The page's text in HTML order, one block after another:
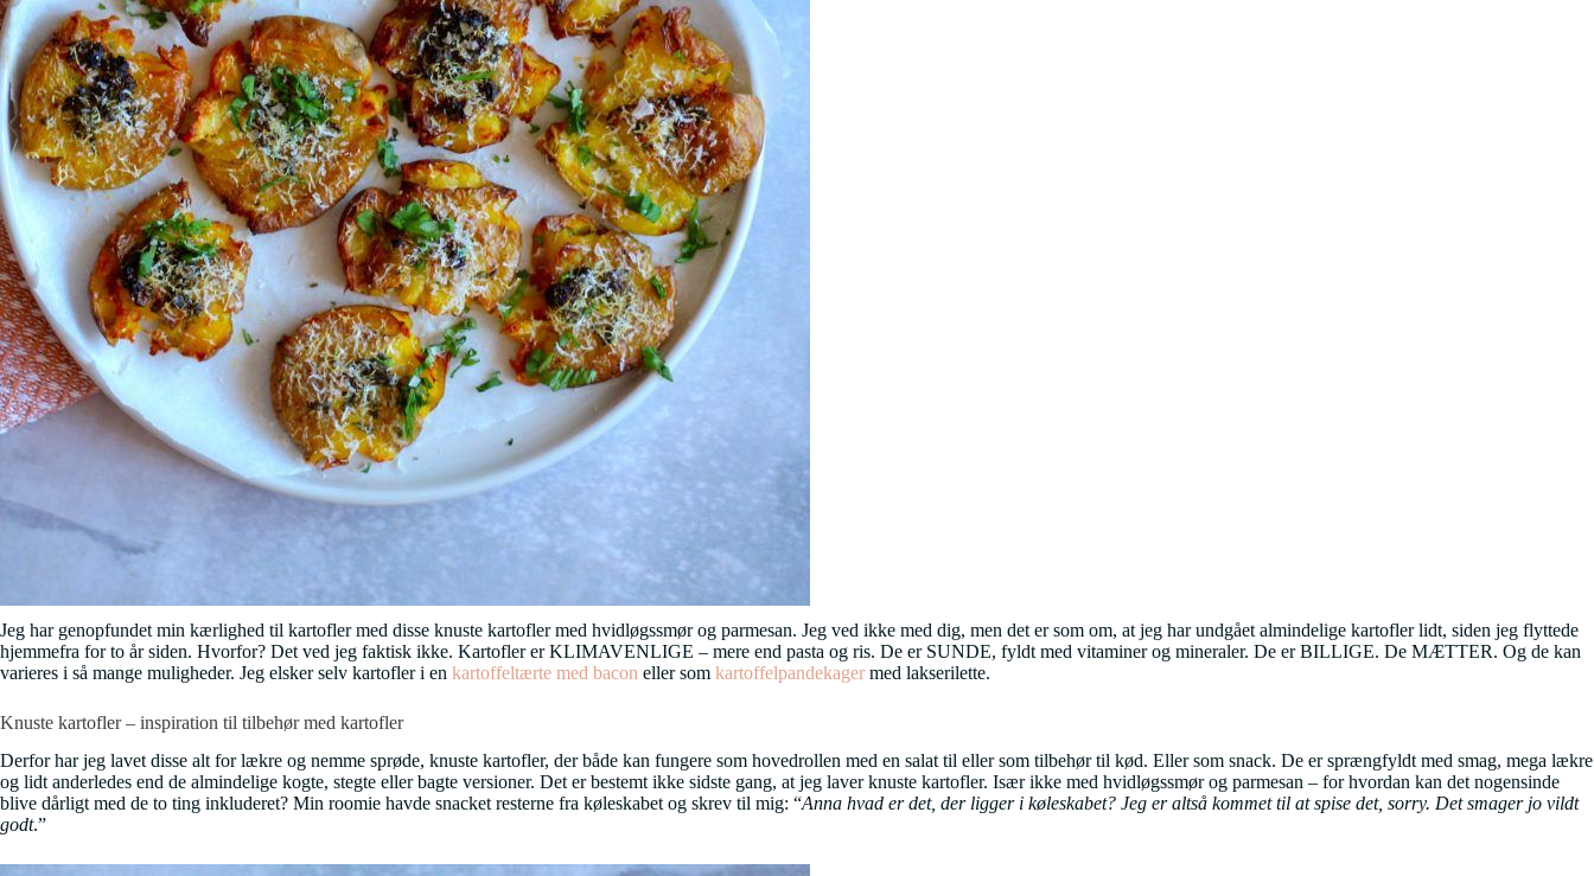
Jeg har genopfundet min kærlighed til kartofler med disse knuste kartofler med hvidløgssmør og parmesan. Jeg ved ikke med dig, men det er som om, at jeg har undgået almindelige kartofler lidt, siden jeg flyttede
hjemmefra for to år siden. Hvorfor? Det ved jeg faktisk ikke. Kartofler er KLIMAVENLIGE – mere end pasta og ris. De er SUNDE, fyldt med vitaminer og mineraler. De er BILLIGE. De MÆTTER. Og de kan
varieres i så mange muligheder. Jeg elsker selv kartofler i en kartoffeltærte med bacon eller som kartoffelpandekager med lakserilette.
Knuste kartofler – inspiration til tilbehør med kartofler
Derfor har jeg lavet disse alt for lækre og nemme sprøde, knuste kartofler, der både kan fungere som hovedrollen med en salat til eller som tilbehør til kød. Eller som snack. De er sprængfyldt med smag, mega lækre
og lidt anderledes end de almindelige kogte, stegte eller bagte versioner. Det er bestemt ikke sidste gang, at jeg laver knuste kartofler. Især ikke med hvidløgssmør og parmesan – for hvordan kan det nogensinde
blive dårligt med de to ting inkluderet? Min roomie havde snacket resterne fra køleskabet og skrev til mig: “Anna hvad er det, der ligger i køleskabet? Jeg er altså kommet til at spise det, sorry. Det smager jo vildt
godt.”